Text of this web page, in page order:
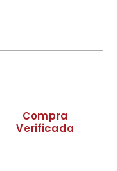
Compra
Verificada